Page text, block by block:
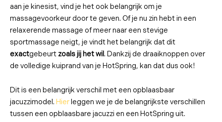
aan je kinesist, vind je het ook belangrijk om je
massagevoorkeur door te geven. Of je nu zin hebt in een
relaxerende massage of meer naar een stevige
sportmassage neigt, je vindt het belangrijk dat dit
exactgebeurt zoals jij het wil. Dankzij de draaiknoppen over
de volledige kuiprand van je HotSpring, kan dat dus ook!
Dit is een belangrijk verschil met een opblaasbaar
jacuzzimodel. Hier leggen we je de belangrijkste verschillen
tussen een opblaasbare jacuzzi en een HotSpring uit.